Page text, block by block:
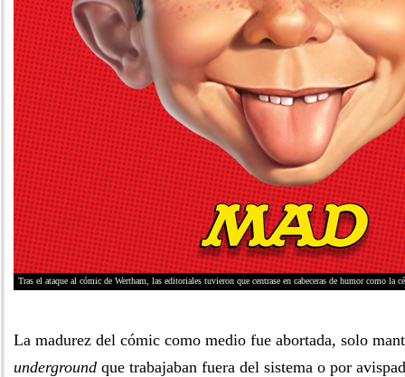
Tras el ataque al cómic de Wertham, las editoriales tuvieron que centrase en cabeceras de humor como la
La madurez del cómic como medio fue abortada, solo
underground que trabajaban fuera del sistema o por